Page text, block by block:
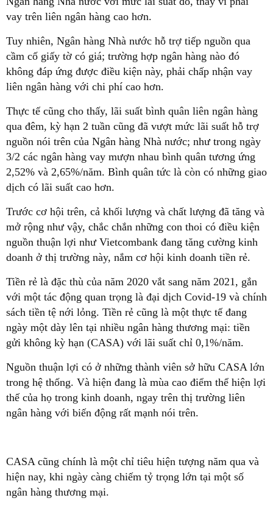
vay trên liên ngân hàng cao hơn.
Tuy nhiên, Ngân hàng Nhà nước hỗ trợ tiếp nguồn qua
cầm cố giấy tờ có giá; trường hợp ngân hàng nào đó
không đáp ứng được điều kiện này, phải chấp nhận vay
liên ngân hàng với chi phí cao hơn.
Thực tế cũng cho thấy, lãi suất bình quân liên ngân hàng
qua đêm, kỳ hạn 2 tuần cũng đã vượt mức lãi suất hỗ trợ
nguồn nói trên của Ngân hàng Nhà nước; như trong ngày
3/2 các ngân hàng vay mượn nhau bình quân tương ứng
2,52% và 2,65%/năm. Bình quân tức là còn có những giao
dịch có lãi suất cao hơn.
Trước cơ hội trên, cả khối lượng và chất lượng đã tăng và
mở rộng như vậy, chắc chắn những con thoi có điều kiện
nguồn thuận lợi như Vietcombank đang tăng cường kinh
doanh ở thị trường này, nắm cơ hội kinh doanh tiền rẻ.
Tiền rẻ là đặc thù của năm 2020 vắt sang năm 2021, gắn
với một tác động quan trọng là đại dịch Covid-19 và chính
sách tiền tệ nới lỏng. Tiền rẻ cũng là một thực tế đang
ngày một dày lên tại nhiều ngân hàng thương mại: tiền
gửi không kỳ hạn (CASA) với lãi suất chỉ 0,1%/năm.
Nguồn thuận lợi có ở những thành viên sở hữu CASA lớn
trong hệ thống. Và hiện đang là mùa cao điểm thể hiện lợi
thế của họ trong kinh doanh, ngay trên thị trường liên
ngân hàng với biến động rất mạnh nói trên.
CASA cũng chính là một chỉ tiêu hiện tượng năm qua và
hiện nay, khi ngày càng chiếm tỷ trọng lớn tại một số
ngân hàng thương mại.